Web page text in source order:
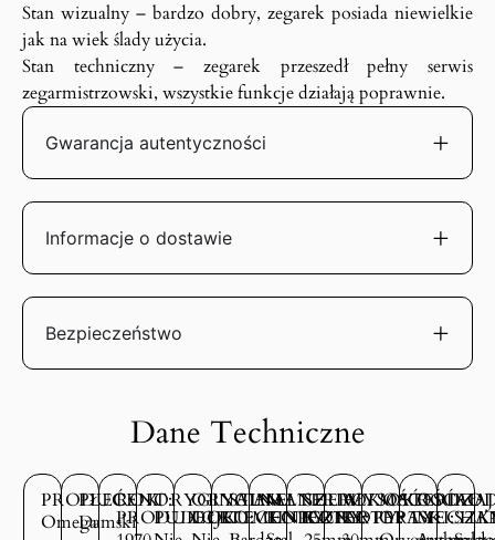
Stan wizualny – bardzo dobry, zegarek posiada niewielkie
jak na wiek ślady użycia.
Stan techniczny – zegarek przeszedł pełny serwis
zegarmistrzowski, wszystkie funkcje działają poprawnie.
Gwarancja autentyczności
Informacje o dostawie
Bezpieczeństwo
Dane Techniczne
PRODUCENT:
Omega
PŁEĆ:
Damski
ROK
PRODUKCJI:
ORYGINALNE
PUDEŁKO:
ORYGINALNE
DOKUMENTY:
STAN
TECHNICZNY:
MATERIAŁ
KOPERTY:
SZEROKOŚĆ
KOPERTY:
WYSOKOŚĆ
KOPERTY:
MATERIAŁ
OPASKI:
RODZAJ